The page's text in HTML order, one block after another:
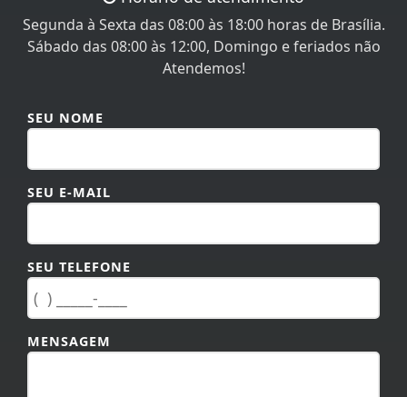
Segunda à Sexta das 08:00 às 18:00 horas de Brasília.
Sábado das 08:00 às 12:00, Domingo e feriados não
Atendemos!
SEU NOME
SEU E-MAIL
SEU TELEFONE
MENSAGEM